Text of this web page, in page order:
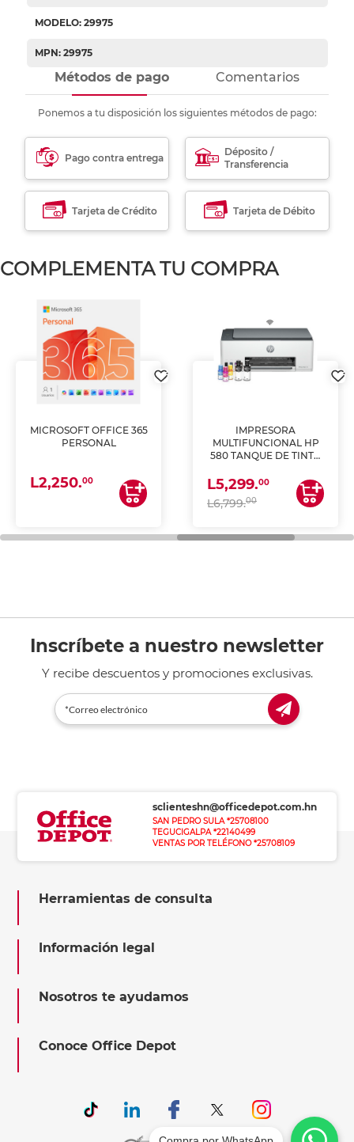
MODELO: 29975
MPN: 29975
Métodos de pago Comentarios
Ponemos a tu disposición los siguientes métodos de pago:
Pago contra entrega
Déposito /
Transferencia
Tarjeta de Crédito Tarjeta de Débito
COMPLEMENTA TU COMPRA
MICROSOFT OFFICE 365
PERSONAL
L2,250.00
IMPRESORA
MULTIFUNCIONAL HP
580 TANQUE DE TINTA
ESCANEA)
L5,299.00
L6,799.00
Inscríbete a nuestro newsletter
Y recibe descuentos y promociones exclusivas.
sclienteshn@officedepot.com.hn
SAN PEDRO SULA *25708100
TEGUCIGALPA *22140499
VENTAS POR TELÉFONO *25708109
Herramientas de consulta
Información legal
Nosotros te ayudamos
Conoce Office Depot